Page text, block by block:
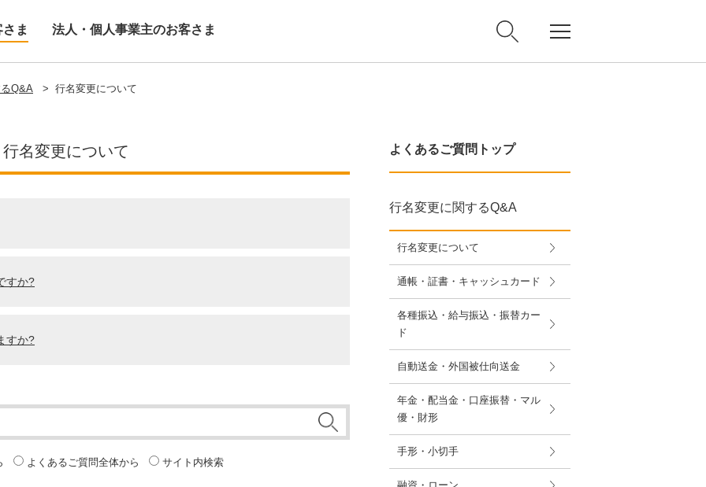
ま 法人・個人事業主のお客さま
Q&A > 行名変更について
行名変更について
すか?
すか?
よくあるご質問全体から サイト内検索
よくあるご質問トップ
行名変更に関するQ&A
行名変更について
通帳・証書・キャッシュカード
各種振込・給与振込・振替カー
ド
自動送金・外国被仕向送金
年金・配当金・口座振替・マル
優・財形
手形・小切手